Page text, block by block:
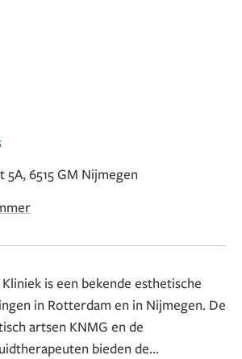
6515 GM Nijmegen
is een bekende esthetische
in Rotterdam en in Nijmegen. De
artsen KNMG en de
bieden de